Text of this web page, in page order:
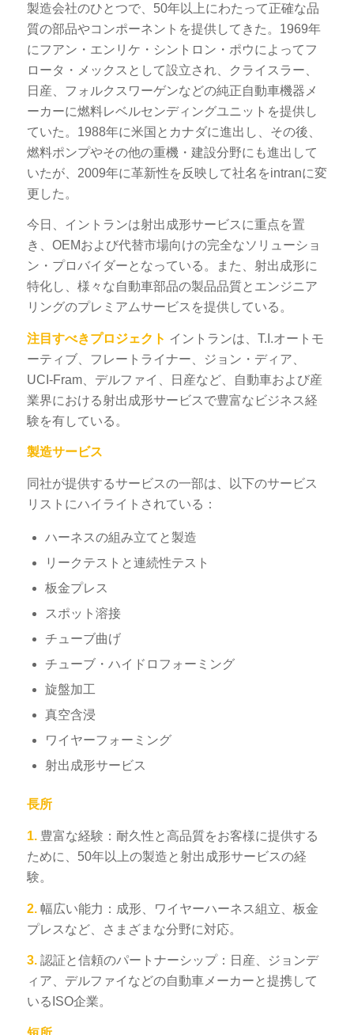
製造会社のひとつで、50年以上にわたって正確な品
質の部品やコンポーネントを提供してきた。1969年
にフアン・エンリケ・シントロン・ポウによってフ
ロータ・メックスとして設立され、クライスラー、
日産、フォルクスワーゲンなどの純正自動車機器メ
ーカーに燃料レベルセンディングユニットを提供し
ていた。1988年に米国とカナダに進出し、その後、
燃料ポンプやその他の重機・建設分野にも進出して
いたが、2009年に革新性を反映して社名をintranに変
更した。
今日、イントランは射出成形サービスに重点を置
き、OEMおよび代替市場向けの完全なソリューショ
ン・プロバイダーとなっている。また、射出成形に
特化し、様々な自動車部品の製品品質とエンジニア
リングのプレミアムサービスを提供している。
注目すべきプロジェクト イントランは、T.I.オートモ
ーティブ、フレートライナー、ジョン・ディア、
UCI-Fram、デルファイ、日産など、自動車および産
業界における射出成形サービスで豊富なビジネス経
験を有している。
製造サービス
同社が提供するサービスの一部は、以下のサービス
リストにハイライトされている：
ハーネスの組み立てと製造
リークテストと連続性テスト
板金プレス
スポット溶接
チューブ曲げ
チューブ・ハイドロフォーミング
旋盤加工
真空含浸
ワイヤーフォーミング
射出成形サービス
長所
1.豊富な経験：耐久性と高品質をお客様に提供する
ために、50年以上の製造と射出成形サービスの経
験。
2.幅広い能力：成形、ワイヤーハーネス組立、板金
プレスなど、さまざまな分野に対応。
3.認証と信頼のパートナーシップ：日産、ジョンデ
ィア、デルファイなどの自動車メーカーと提携して
いるISO企業。